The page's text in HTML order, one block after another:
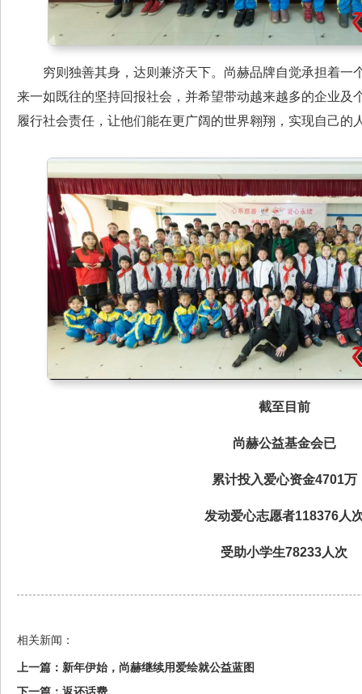
穷则独善其身，达则兼济天下。尚赫品牌自觉承担着一
来一如既往的坚持回报社会，并希望带动越来越多的企业及
履行社会责任，让他们能在更广阔的世界翱翔，实现自己的
截至目前
尚赫公益基金会已
累计投入爱心资金4701万
发动爱心志愿者118376人
受助小学生78233人次
相关新闻：
上一篇： 新年伊始，尚赫继续用爱绘就公益蓝图